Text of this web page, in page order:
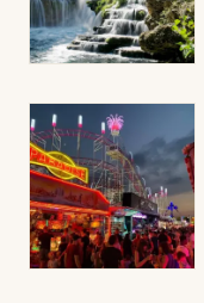
Artistes en
Actus dans l'
Magazine dans